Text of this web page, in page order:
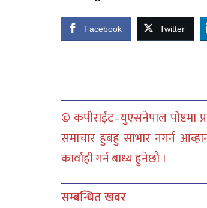
Facebook Twitter
© कपीराईट–युएसनेपाल पोष्टमा
समाचार हुबहु साभार नगर्न
कार्वाही गर्न बाध्य हुनेछौ ।
सम्बन्धित खवर